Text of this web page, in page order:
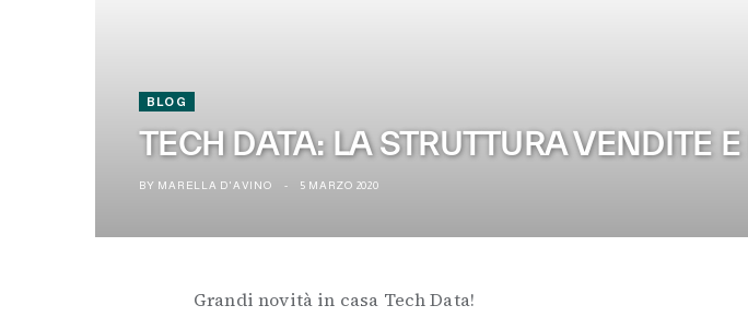
BLOG
TECH DATA: LA STRUTTURA VENDITE
BY MARELLA D'AVINO 5 MARZO 2020
Grandi novità in casa Tech Data!